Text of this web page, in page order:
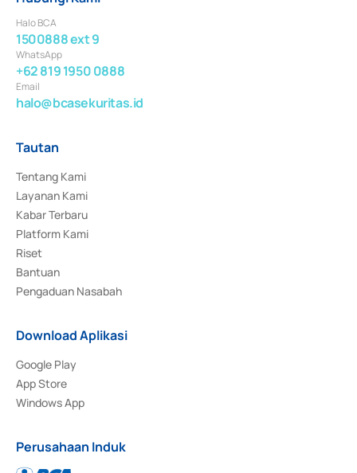
Halo BCA
1500888 ext 9
WhatsApp
+62 819 1950 0888
Email
halo@bcasekuritas.id
Tautan
Tentang Kami
Layanan Kami
Kabar Terbaru
Platform Kami
Riset
Bantuan
Pengaduan Nasabah
Download Aplikasi
Google Play
App Store
Windows App
Perusahaan Induk